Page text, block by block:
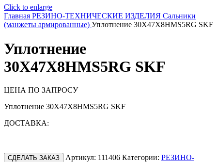
Click to enlarge
Главная РЕЗИНО-ТЕХНИЧЕСКИЕ ИЗДЕЛИЯ Сальники
(манжеты армированные) Уплотнение 30X47X8HMS5RG SKF
Уплотнение
30X47X8HMS5RG SKF
ЦЕНА ПО ЗАПРОСУ
Уплотнение 30X47X8HMS5RG SKF
ДОСТАВКА:
СДЕЛАТЬ ЗАКАЗ Артикул: 111406 Категории: РЕЗИНО-